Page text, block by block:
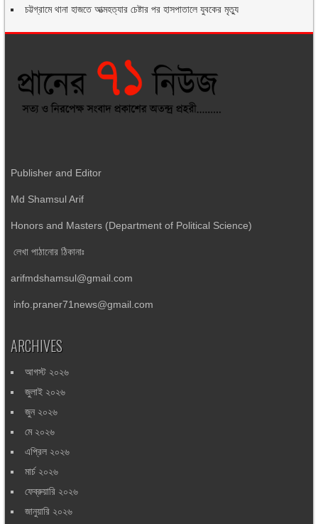
চট্টগ্রামে থানা হাজতে আত্মহত্যার চেষ্টার পর হাসপাতালে যুবকের মৃত্যু
Publisher and Editor
Md Shamsul Arif
Honors and Masters (Department of Political Science)
লেখা পাঠানোর ঠিকানাঃ
arifmdshamsul@gmail.com
info.praner71news@gmail.com
ARCHIVES
আগস্ট ২০২৬
জুলাই ২০২৬
জুন ২০২৬
মে ২০২৬
এপ্রিল ২০২৬
মার্চ ২০২৬
ফেব্রুয়ারি ২০২৬
জানুয়ারি ২০২৬